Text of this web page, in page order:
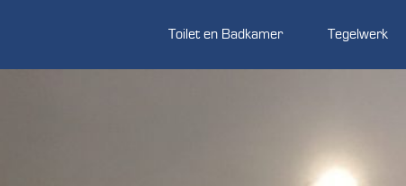
Toilet en Badkamer Tegelwerk